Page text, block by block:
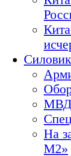
МВД
На
М2»